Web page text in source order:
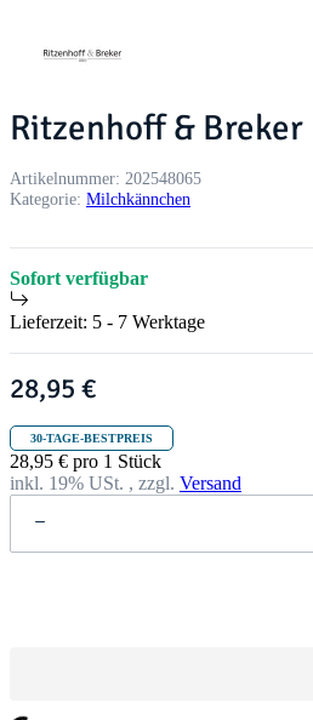
Ritzenhoff &
Artikelnummer: 202548065
Kategorie: Milchkännchen
Sofort verfügbar
Lieferzeit: 5 - 7 Werktage
28,95 €
30-TAGE-BESTPREIS
28,95 € pro 1 Stück
inkl. 19% USt. , zzgl. Versand